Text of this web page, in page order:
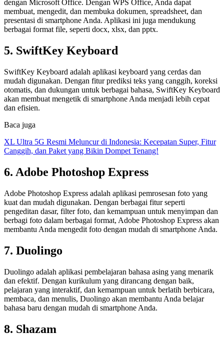
dengan Microsoft Office. Dengan WPS Office, Anda dapat
membuat, mengedit, dan membuka dokumen, spreadsheet, dan
presentasi di smartphone Anda. Aplikasi ini juga mendukung
berbagai format file, seperti docx, xlsx, dan pptx.
5. SwiftKey Keyboard
SwiftKey Keyboard adalah aplikasi keyboard yang cerdas dan
mudah digunakan. Dengan fitur prediksi teks yang canggih, koreksi
otomatis, dan dukungan untuk berbagai bahasa, SwiftKey Keyboard
akan membuat mengetik di smartphone Anda menjadi lebih cepat
dan efisien.
Baca juga
XL Ultra 5G Resmi Meluncur di Indonesia: Kecepatan Super, Fitur
Canggih, dan Paket yang Bikin Dompet Tenang!
6. Adobe Photoshop Express
Adobe Photoshop Express adalah aplikasi pemrosesan foto yang
kuat dan mudah digunakan. Dengan berbagai fitur seperti
pengeditan dasar, filter foto, dan kemampuan untuk menyimpan dan
berbagi foto dalam berbagai format, Adobe Photoshop Express akan
membantu Anda mengedit foto dengan mudah di smartphone Anda.
7. Duolingo
Duolingo adalah aplikasi pembelajaran bahasa asing yang menarik
dan efektif. Dengan kurikulum yang dirancang dengan baik,
pelajaran yang interaktif, dan kemampuan untuk berlatih berbicara,
membaca, dan menulis, Duolingo akan membantu Anda belajar
bahasa baru dengan mudah di smartphone Anda.
8. Shazam